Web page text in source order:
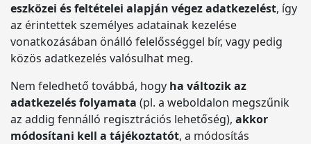
eszközei és feltételei alapján végez adatkezelést, így
az érintettek személyes adatainak kezelése
vonatkozásában önálló felelősséggel bír, vagy pedig
közös adatkezelés valósulhat meg.
Nem feledhető továbbá, hogy ha változik az
adatkezelés folyamata (pl. a weboldalon megszűnik
az addig fennálló regisztrációs lehetőség), akkor
módosítani kell a tájékoztatót, a módosítás